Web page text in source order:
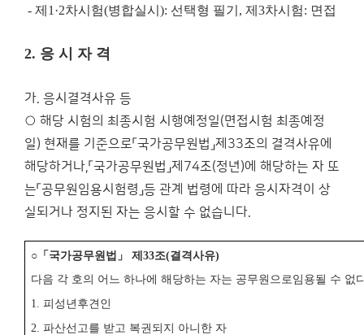
- 제 1·2차시험(병합실시 ): 선택형 필기 , 제 3차시험: 면접
2. 응 시 자 격
가. 응시결격사유 등
○ 해당 시험의 최종시험 시행예정일(면접시험 최종예정
일) 현재를 기준으로「국가공무원법」제33조의 결격사유에
해당하거나,「국가공무원법」제74조(정년)에 해당하는 자 또
는「공무원임용시험령」등 관계 법령에 따라 응시자격이 상
실되거나 정지된 자는 응시할 수 없습니다.
○「국가공무원법 」 제 33조(결격사유)
다음 각 호의 어느 하나에 해당하는 자는 공무원으로임용될 수 없
1. 피성년후견인
2. 파산선고를 받고 복권되지 아니한 자